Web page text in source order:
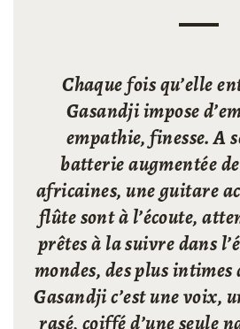
Chaque fois qu’elle
Gasandji impose
empathie, finesse. A
batterie augmentée
africaines, une guitare
flûte sont à l’écoute,
prêtes à la suivre dans
mondes, des plus
Gasandji c’est une voix,
rasé, coiffé d’une seule